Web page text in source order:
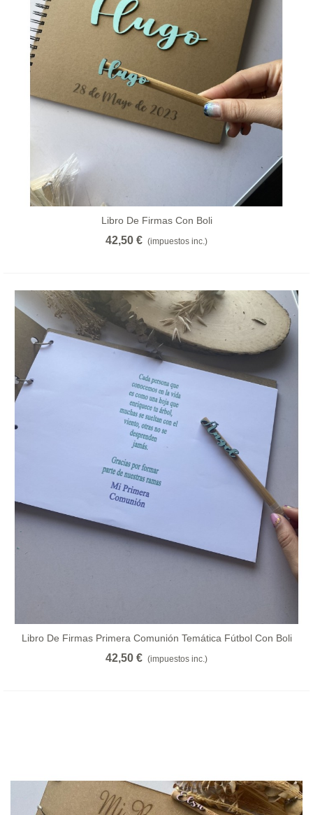
Libro De Firmas Con Boli
42,50 € (impuestos inc.)
Libro De Firmas Primera Comunión Temática Fútbol Con Boli
42,50 € (impuestos inc.)